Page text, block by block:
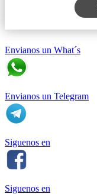
Envianos un What´s
Envianos un Telegram
Siguenos en
Siguenos en